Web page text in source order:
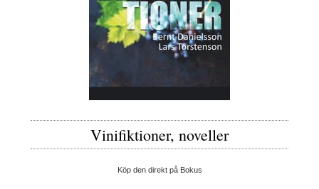
Vinifiktioner, noveller
Köp den direkt på Bokus